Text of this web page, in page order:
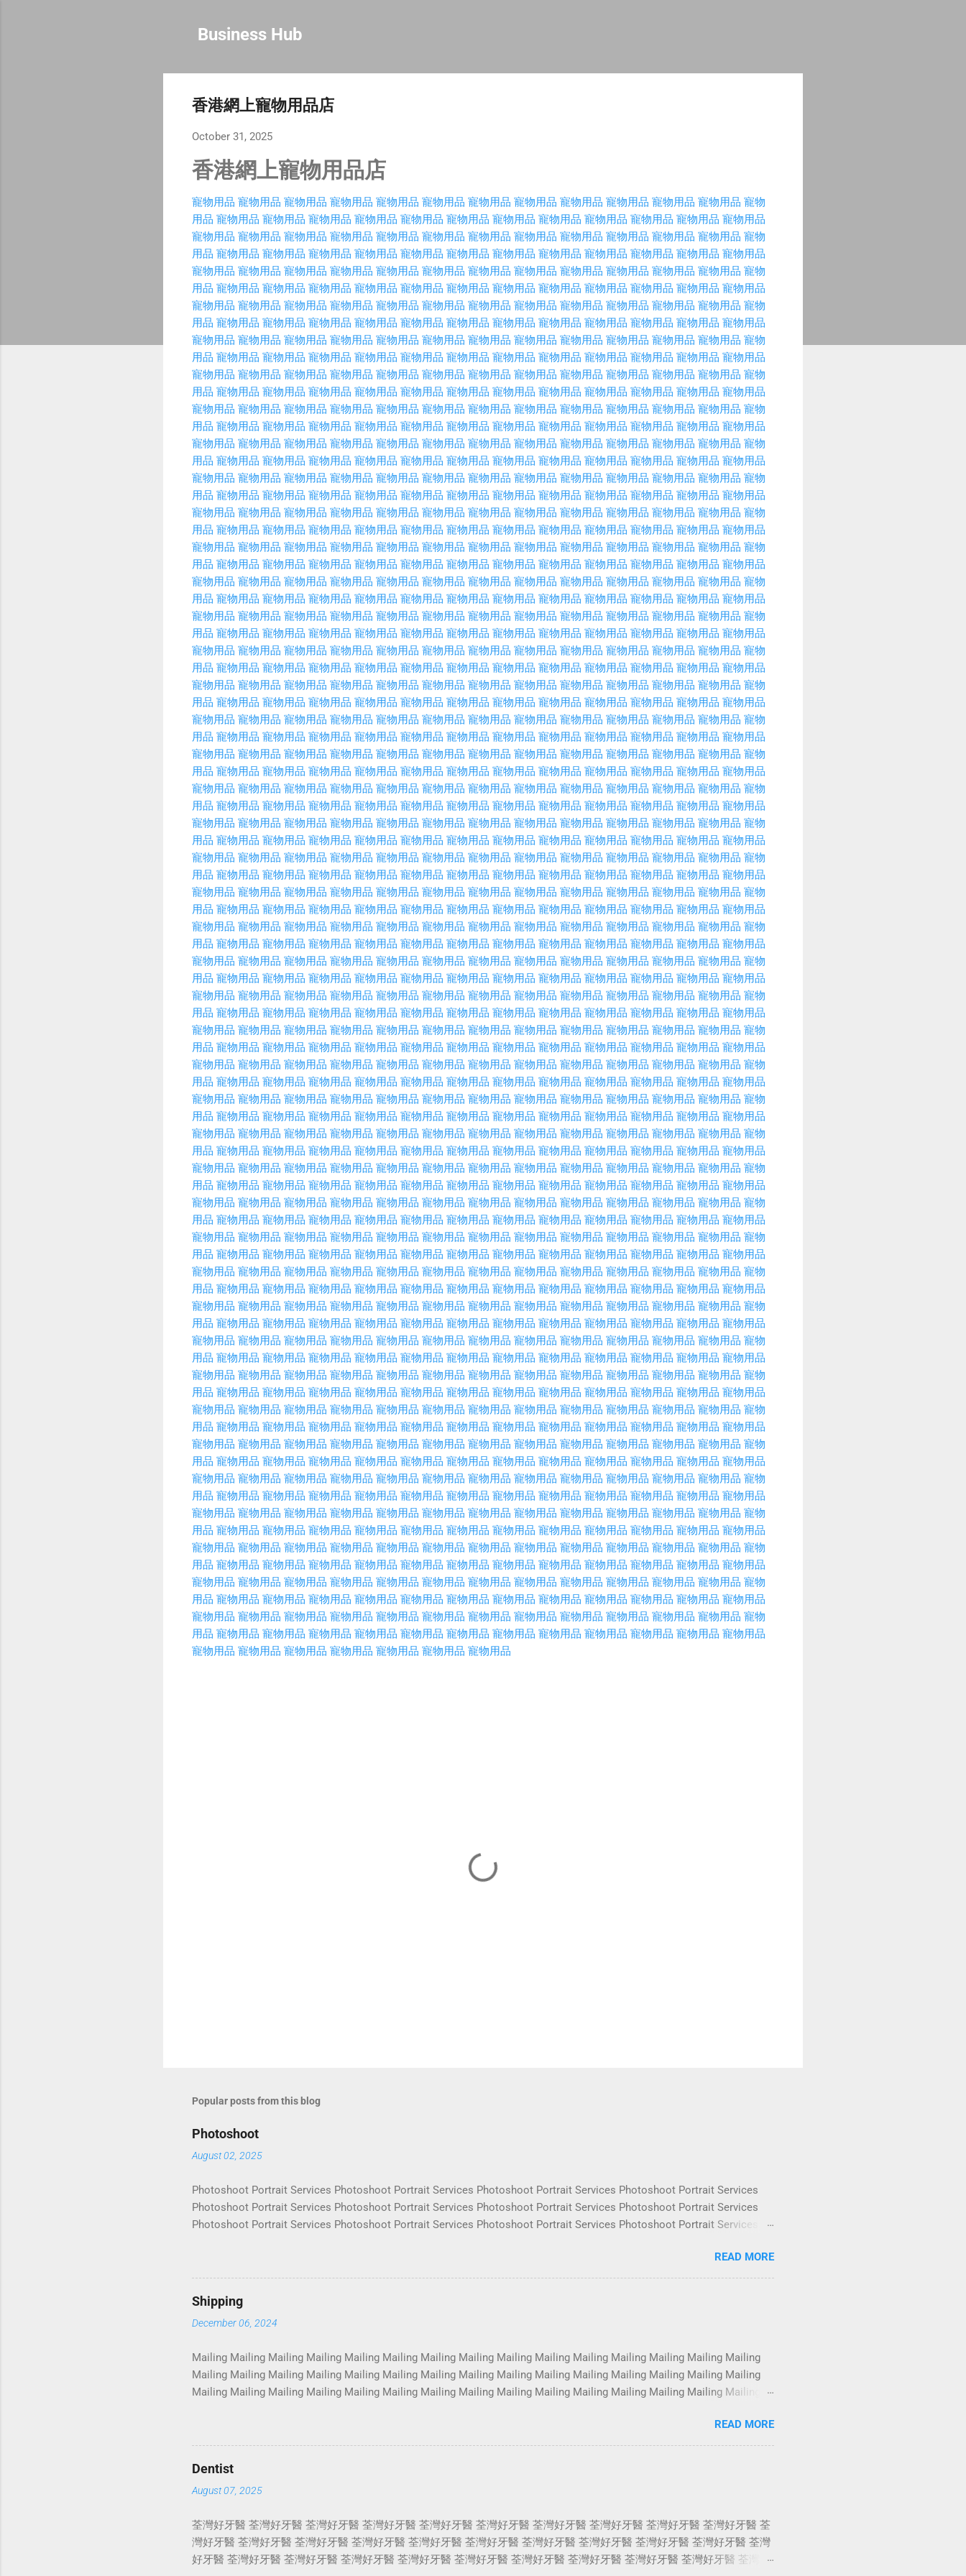
Business Hub
香港網上寵物用品店
October 31, 2025
香港網上寵物用品店
寵物用品 寵物用品 寵物用品 寵物用品 寵物用品 寵物用品 寵物用品 寵物用品 寵物用品 寵物用品 寵物用品 寵物用品 寵物
用品 寵物用品 寵物用品 寵物用品 寵物用品 寵物用品 寵物用品 寵物用品 寵物用品 寵物用品 寵物用品 寵物用品 寵物用品
寵物用品 寵物用品 寵物用品 寵物用品 寵物用品 寵物用品 寵物用品 寵物用品 寵物用品 寵物用品 寵物用品 寵物用品 寵物
用品 寵物用品 寵物用品 寵物用品 寵物用品 寵物用品 寵物用品 寵物用品 寵物用品 寵物用品 寵物用品 寵物用品 寵物用品
寵物用品 寵物用品 寵物用品 寵物用品 寵物用品 寵物用品 寵物用品 寵物用品 寵物用品 寵物用品 寵物用品 寵物用品 寵物
用品 寵物用品 寵物用品 寵物用品 寵物用品 寵物用品 寵物用品 寵物用品 寵物用品 寵物用品 寵物用品 寵物用品 寵物用品
寵物用品 寵物用品 寵物用品 寵物用品 寵物用品 寵物用品 寵物用品 寵物用品 寵物用品 寵物用品 寵物用品 寵物用品 寵物
用品 寵物用品 寵物用品 寵物用品 寵物用品 寵物用品 寵物用品 寵物用品 寵物用品 寵物用品 寵物用品 寵物用品 寵物用品
寵物用品 寵物用品 寵物用品 寵物用品 寵物用品 寵物用品 寵物用品 寵物用品 寵物用品 寵物用品 寵物用品 寵物用品 寵物
用品 寵物用品 寵物用品 寵物用品 寵物用品 寵物用品 寵物用品 寵物用品 寵物用品 寵物用品 寵物用品 寵物用品 寵物用品
寵物用品 寵物用品 寵物用品 寵物用品 寵物用品 寵物用品 寵物用品 寵物用品 寵物用品 寵物用品 寵物用品 寵物用品 寵物
用品 寵物用品 寵物用品 寵物用品 寵物用品 寵物用品 寵物用品 寵物用品 寵物用品 寵物用品 寵物用品 寵物用品 寵物用品
寵物用品 寵物用品 寵物用品 寵物用品 寵物用品 寵物用品 寵物用品 寵物用品 寵物用品 寵物用品 寵物用品 寵物用品 寵物
用品 寵物用品 寵物用品 寵物用品 寵物用品 寵物用品 寵物用品 寵物用品 寵物用品 寵物用品 寵物用品 寵物用品 寵物用品
寵物用品 寵物用品 寵物用品 寵物用品 寵物用品 寵物用品 寵物用品 寵物用品 寵物用品 寵物用品 寵物用品 寵物用品 寵物
用品 寵物用品 寵物用品 寵物用品 寵物用品 寵物用品 寵物用品 寵物用品 寵物用品 寵物用品 寵物用品 寵物用品 寵物用品
寵物用品 寵物用品 寵物用品 寵物用品 寵物用品 寵物用品 寵物用品 寵物用品 寵物用品 寵物用品 寵物用品 寵物用品 寵物
用品 寵物用品 寵物用品 寵物用品 寵物用品 寵物用品 寵物用品 寵物用品 寵物用品 寵物用品 寵物用品 寵物用品 寵物用品
寵物用品 寵物用品 寵物用品 寵物用品 寵物用品 寵物用品 寵物用品 寵物用品 寵物用品 寵物用品 寵物用品 寵物用品 寵物
用品 寵物用品 寵物用品 寵物用品 寵物用品 寵物用品 寵物用品 寵物用品 寵物用品 寵物用品 寵物用品 寵物用品 寵物用品
寵物用品 寵物用品 寵物用品 寵物用品 寵物用品 寵物用品 寵物用品 寵物用品 寵物用品 寵物用品 寵物用品 寵物用品 寵物
用品 寵物用品 寵物用品 寵物用品 寵物用品 寵物用品 寵物用品 寵物用品 寵物用品 寵物用品 寵物用品 寵物用品 寵物用品
寵物用品 寵物用品 寵物用品 寵物用品 寵物用品 寵物用品 寵物用品 寵物用品 寵物用品 寵物用品 寵物用品 寵物用品 寵物
用品 寵物用品 寵物用品 寵物用品 寵物用品 寵物用品 寵物用品 寵物用品 寵物用品 寵物用品 寵物用品 寵物用品 寵物用品
寵物用品 寵物用品 寵物用品 寵物用品 寵物用品 寵物用品 寵物用品 寵物用品 寵物用品 寵物用品 寵物用品 寵物用品 寵物
用品 寵物用品 寵物用品 寵物用品 寵物用品 寵物用品 寵物用品 寵物用品 寵物用品 寵物用品 寵物用品 寵物用品 寵物用品
寵物用品 寵物用品 寵物用品 寵物用品 寵物用品 寵物用品 寵物用品 寵物用品 寵物用品 寵物用品 寵物用品 寵物用品 寵物
用品 寵物用品 寵物用品 寵物用品 寵物用品 寵物用品 寵物用品 寵物用品 寵物用品 寵物用品 寵物用品 寵物用品 寵物用品
寵物用品 寵物用品 寵物用品 寵物用品 寵物用品 寵物用品 寵物用品 寵物用品 寵物用品 寵物用品 寵物用品 寵物用品 寵物
用品 寵物用品 寵物用品 寵物用品 寵物用品 寵物用品 寵物用品 寵物用品 寵物用品 寵物用品 寵物用品 寵物用品 寵物用品
寵物用品 寵物用品 寵物用品 寵物用品 寵物用品 寵物用品 寵物用品 寵物用品 寵物用品 寵物用品 寵物用品 寵物用品 寵物
用品 寵物用品 寵物用品 寵物用品 寵物用品 寵物用品 寵物用品 寵物用品 寵物用品 寵物用品 寵物用品 寵物用品 寵物用品
寵物用品 寵物用品 寵物用品 寵物用品 寵物用品 寵物用品 寵物用品 寵物用品 寵物用品 寵物用品 寵物用品 寵物用品 寵物
用品 寵物用品 寵物用品 寵物用品 寵物用品 寵物用品 寵物用品 寵物用品 寵物用品 寵物用品 寵物用品 寵物用品 寵物用品
寵物用品 寵物用品 寵物用品 寵物用品 寵物用品 寵物用品 寵物用品 寵物用品 寵物用品 寵物用品 寵物用品 寵物用品 寵物
用品 寵物用品 寵物用品 寵物用品 寵物用品 寵物用品 寵物用品 寵物用品 寵物用品 寵物用品 寵物用品 寵物用品 寵物用品
寵物用品 寵物用品 寵物用品 寵物用品 寵物用品 寵物用品 寵物用品 寵物用品 寵物用品 寵物用品 寵物用品 寵物用品 寵物
用品 寵物用品 寵物用品 寵物用品 寵物用品 寵物用品 寵物用品 寵物用品 寵物用品 寵物用品 寵物用品 寵物用品 寵物用品
寵物用品 寵物用品 寵物用品 寵物用品 寵物用品 寵物用品 寵物用品 寵物用品 寵物用品 寵物用品 寵物用品 寵物用品 寵物
用品 寵物用品 寵物用品 寵物用品 寵物用品 寵物用品 寵物用品 寵物用品 寵物用品 寵物用品 寵物用品 寵物用品 寵物用品
寵物用品 寵物用品 寵物用品 寵物用品 寵物用品 寵物用品 寵物用品 寵物用品 寵物用品 寵物用品 寵物用品 寵物用品 寵物
用品 寵物用品 寵物用品 寵物用品 寵物用品 寵物用品 寵物用品 寵物用品 寵物用品 寵物用品 寵物用品 寵物用品 寵物用品
寵物用品 寵物用品 寵物用品 寵物用品 寵物用品 寵物用品 寵物用品 寵物用品 寵物用品 寵物用品 寵物用品 寵物用品 寵物
用品 寵物用品 寵物用品 寵物用品 寵物用品 寵物用品 寵物用品 寵物用品 寵物用品 寵物用品 寵物用品 寵物用品 寵物用品
寵物用品 寵物用品 寵物用品 寵物用品 寵物用品 寵物用品 寵物用品 寵物用品 寵物用品 寵物用品 寵物用品 寵物用品 寵物
用品 寵物用品 寵物用品 寵物用品 寵物用品 寵物用品 寵物用品 寵物用品 寵物用品 寵物用品 寵物用品 寵物用品 寵物用品
寵物用品 寵物用品 寵物用品 寵物用品 寵物用品 寵物用品 寵物用品 寵物用品 寵物用品 寵物用品 寵物用品 寵物用品 寵物
用品 寵物用品 寵物用品 寵物用品 寵物用品 寵物用品 寵物用品 寵物用品 寵物用品 寵物用品 寵物用品 寵物用品 寵物用品
寵物用品 寵物用品 寵物用品 寵物用品 寵物用品 寵物用品 寵物用品 寵物用品 寵物用品 寵物用品 寵物用品 寵物用品 寵物
用品 寵物用品 寵物用品 寵物用品 寵物用品 寵物用品 寵物用品 寵物用品 寵物用品 寵物用品 寵物用品 寵物用品 寵物用品
寵物用品 寵物用品 寵物用品 寵物用品 寵物用品 寵物用品 寵物用品 寵物用品 寵物用品 寵物用品 寵物用品 寵物用品 寵物
用品 寵物用品 寵物用品 寵物用品 寵物用品 寵物用品 寵物用品 寵物用品 寵物用品 寵物用品 寵物用品 寵物用品 寵物用品
寵物用品 寵物用品 寵物用品 寵物用品 寵物用品 寵物用品 寵物用品 寵物用品 寵物用品 寵物用品 寵物用品 寵物用品 寵物
用品 寵物用品 寵物用品 寵物用品 寵物用品 寵物用品 寵物用品 寵物用品 寵物用品 寵物用品 寵物用品 寵物用品 寵物用品
寵物用品 寵物用品 寵物用品 寵物用品 寵物用品 寵物用品 寵物用品 寵物用品 寵物用品 寵物用品 寵物用品 寵物用品 寵物
用品 寵物用品 寵物用品 寵物用品 寵物用品 寵物用品 寵物用品 寵物用品 寵物用品 寵物用品 寵物用品 寵物用品 寵物用品
寵物用品 寵物用品 寵物用品 寵物用品 寵物用品 寵物用品 寵物用品 寵物用品 寵物用品 寵物用品 寵物用品 寵物用品 寵物
用品 寵物用品 寵物用品 寵物用品 寵物用品 寵物用品 寵物用品 寵物用品 寵物用品 寵物用品 寵物用品 寵物用品 寵物用品
寵物用品 寵物用品 寵物用品 寵物用品 寵物用品 寵物用品 寵物用品 寵物用品 寵物用品 寵物用品 寵物用品 寵物用品 寵物
用品 寵物用品 寵物用品 寵物用品 寵物用品 寵物用品 寵物用品 寵物用品 寵物用品 寵物用品 寵物用品 寵物用品 寵物用品
寵物用品 寵物用品 寵物用品 寵物用品 寵物用品 寵物用品 寵物用品 寵物用品 寵物用品 寵物用品 寵物用品 寵物用品 寵物
用品 寵物用品 寵物用品 寵物用品 寵物用品 寵物用品 寵物用品 寵物用品 寵物用品 寵物用品 寵物用品 寵物用品 寵物用品
寵物用品 寵物用品 寵物用品 寵物用品 寵物用品 寵物用品 寵物用品 寵物用品 寵物用品 寵物用品 寵物用品 寵物用品 寵物
用品 寵物用品 寵物用品 寵物用品 寵物用品 寵物用品 寵物用品 寵物用品 寵物用品 寵物用品 寵物用品 寵物用品 寵物用品
寵物用品 寵物用品 寵物用品 寵物用品 寵物用品 寵物用品 寵物用品 寵物用品 寵物用品 寵物用品 寵物用品 寵物用品 寵物
用品 寵物用品 寵物用品 寵物用品 寵物用品 寵物用品 寵物用品 寵物用品 寵物用品 寵物用品 寵物用品 寵物用品 寵物用品
寵物用品 寵物用品 寵物用品 寵物用品 寵物用品 寵物用品 寵物用品 寵物用品 寵物用品 寵物用品 寵物用品 寵物用品 寵物
用品 寵物用品 寵物用品 寵物用品 寵物用品 寵物用品 寵物用品 寵物用品 寵物用品 寵物用品 寵物用品 寵物用品 寵物用品
寵物用品 寵物用品 寵物用品 寵物用品 寵物用品 寵物用品 寵物用品 寵物用品 寵物用品 寵物用品 寵物用品 寵物用品 寵物
用品 寵物用品 寵物用品 寵物用品 寵物用品 寵物用品 寵物用品 寵物用品 寵物用品 寵物用品 寵物用品 寵物用品 寵物用品
寵物用品 寵物用品 寵物用品 寵物用品 寵物用品 寵物用品 寵物用品 寵物用品 寵物用品 寵物用品 寵物用品 寵物用品 寵物
用品 寵物用品 寵物用品 寵物用品 寵物用品 寵物用品 寵物用品 寵物用品 寵物用品 寵物用品 寵物用品 寵物用品 寵物用品
寵物用品 寵物用品 寵物用品 寵物用品 寵物用品 寵物用品 寵物用品 寵物用品 寵物用品 寵物用品 寵物用品 寵物用品 寵物
用品 寵物用品 寵物用品 寵物用品 寵物用品 寵物用品 寵物用品 寵物用品 寵物用品 寵物用品 寵物用品 寵物用品 寵物用品
寵物用品 寵物用品 寵物用品 寵物用品 寵物用品 寵物用品 寵物用品 寵物用品 寵物用品 寵物用品 寵物用品 寵物用品 寵物
用品 寵物用品 寵物用品 寵物用品 寵物用品 寵物用品 寵物用品 寵物用品 寵物用品 寵物用品 寵物用品 寵物用品 寵物用品
寵物用品 寵物用品 寵物用品 寵物用品 寵物用品 寵物用品 寵物用品 寵物用品 寵物用品 寵物用品 寵物用品 寵物用品 寵物
用品 寵物用品 寵物用品 寵物用品 寵物用品 寵物用品 寵物用品 寵物用品 寵物用品 寵物用品 寵物用品 寵物用品 寵物用品
寵物用品 寵物用品 寵物用品 寵物用品 寵物用品 寵物用品 寵物用品 寵物用品 寵物用品 寵物用品 寵物用品 寵物用品 寵物
用品 寵物用品 寵物用品 寵物用品 寵物用品 寵物用品 寵物用品 寵物用品 寵物用品 寵物用品 寵物用品 寵物用品 寵物用品
寵物用品 寵物用品 寵物用品 寵物用品 寵物用品 寵物用品 寵物用品 寵物用品 寵物用品 寵物用品 寵物用品 寵物用品 寵物
用品 寵物用品 寵物用品 寵物用品 寵物用品 寵物用品 寵物用品 寵物用品 寵物用品 寵物用品 寵物用品 寵物用品 寵物用品
寵物用品 寵物用品 寵物用品 寵物用品 寵物用品 寵物用品 寵物用品 寵物用品 寵物用品 寵物用品 寵物用品 寵物用品 寵物
用品 寵物用品 寵物用品 寵物用品 寵物用品 寵物用品 寵物用品 寵物用品 寵物用品 寵物用品 寵物用品 寵物用品 寵物用品
寵物用品 寵物用品 寵物用品 寵物用品 寵物用品 寵物用品 寵物用品
Popular posts from this blog
Photoshoot
August 02, 2025
Photoshoot Portrait Services Photoshoot Portrait Services Photoshoot Portrait Services Photoshoot Portrait Services
Photoshoot Portrait Services Photoshoot Portrait Services Photoshoot Portrait Services Photoshoot Portrait Services
Photoshoot Portrait Services Photoshoot Portrait Services Photoshoot Portrait Services Photoshoot Portrait Services
Photoshoot Portrait Services Photoshoot Portrait Services Photoshoot Portrait Services Photoshoot Portrait Services
Photoshoot Portrait Services Photoshoot Portrait Services Photoshoot Portrait Services Photoshoot Portrait Services
Photoshoot Portrait Services Photoshoot Portrait Services Photoshoot Portrait Services Photoshoot Portrait Services
Photoshoot Portrait Services Photoshoot Portrait Services Photoshoot Portrait Services Photoshoot Portrait Services
Photosho...
READ MORE
Shipping
December 06, 2024
Mailing Mailing Mailing Mailing Mailing Mailing Mailing Mailing Mailing Mailing Mailing Mailing Mailing Mailing Mailing
Mailing Mailing Mailing Mailing Mailing Mailing Mailing Mailing Mailing Mailing Mailing Mailing Mailing Mailing Mailing
Mailing Mailing Mailing Mailing Mailing Mailing Mailing Mailing Mailing Mailing Mailing Mailing Mailing Mailing Mailing
Mailing Mailing Mailing Mailing Mailing Mailing Mailing Mailing Mailing Mailing Mailing Mailing Mailing Mailing Mailing
Mailing Mailing Mailing Mailing Mailing Mailing Mailing Mailing Mailing Mailing Mailing Mailing Mailing Mailing Mailing
Mailing Mailing Mailing Mailing Mailing Mailing Mailing Mailing Mailing Mailing ...
READ MORE
Dentist
August 07, 2025
荃灣好牙醫 荃灣好牙醫 荃灣好牙醫 荃灣好牙醫 荃灣好牙醫 荃灣好牙醫 荃灣好牙醫 荃灣好牙醫 荃灣好牙醫 荃灣好牙醫 荃
灣好牙醫 荃灣好牙醫 荃灣好牙醫 荃灣好牙醫 荃灣好牙醫 荃灣好牙醫 荃灣好牙醫 荃灣好牙醫 荃灣好牙醫 荃灣好牙醫 荃灣
好牙醫 荃灣好牙醫 荃灣好牙醫 荃灣好牙醫 荃灣好牙醫 荃灣好牙醫 荃灣好牙醫 荃灣好牙醫 荃灣好牙醫 荃灣好牙醫 荃灣好